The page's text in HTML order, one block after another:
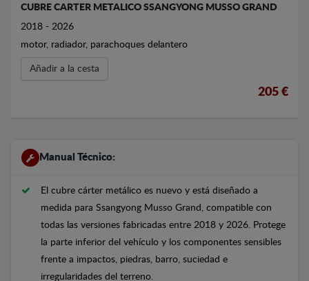
CUBRE CARTER METALICO SSANGYONG MUSSO GRAND
2018 - 2026
motor, radiador, parachoques delantero
Añadir a la cesta
205 €
Manual Técnico:
El cubre cárter metálico es nuevo y está diseñado a
medida para Ssangyong Musso Grand, compatible con
todas las versiones fabricadas entre 2018 y 2026. Protege
la parte inferior del vehículo y los componentes sensibles
frente a impactos, piedras, barro, suciedad e
irregularidades del terreno.